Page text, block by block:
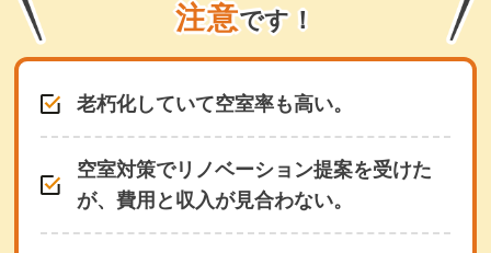
注意です！
老朽化していて空室率も高い。
空室対策でリノベーション提案を受けた
が、費用と収入が見合わない。